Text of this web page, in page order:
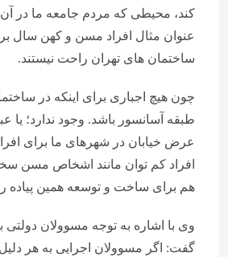
کند، محیطی که مردم جامعه ما در آن راحت
عنوان مثال افراد مسن و کهن سال برای
ساختمان های تهران راحت نیستند.
چون هیچ اجباری برای اینکه در ساختمان
طبقه آسانسور باشد. وجود ندارد؛ یا عبور از
عرض خیابان در شهرهای ما برای افراد و
افراد کم توان مانند اشخاص مسن سخت
هم برای ساخت و توسعه همین پیاده روها
وی با اشاره به توجه مسوولان دولتی به
گفت: اگر مسوولان اجرایی به هر دلیل